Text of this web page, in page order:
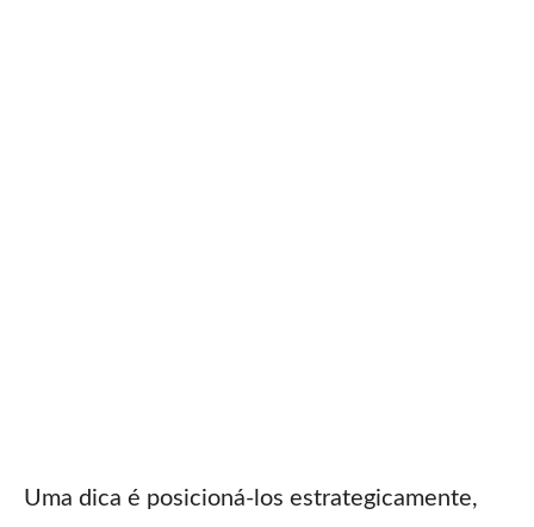
Uma dica é posicioná-los estrategicamente,